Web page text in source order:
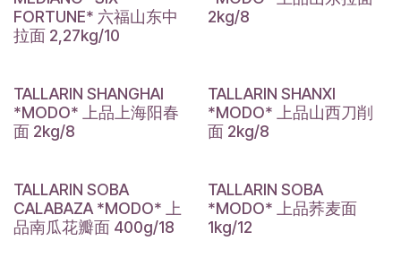
FORTUNE* 六福山东中
拉面 2,27kg/10
2kg/8
TALLARIN SHANGHAI
*MODO* 上品上海阳春
面 2kg/8
TALLARIN SHANXI
*MODO* 上品山西刀削
面 2kg/8
TALLARIN SOBA
CALABAZA *MODO* 上
品南瓜花瓣面 400g/18
TALLARIN SOBA
*MODO* 上品荞麦面
1kg/12